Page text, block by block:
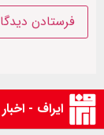
ایراف -